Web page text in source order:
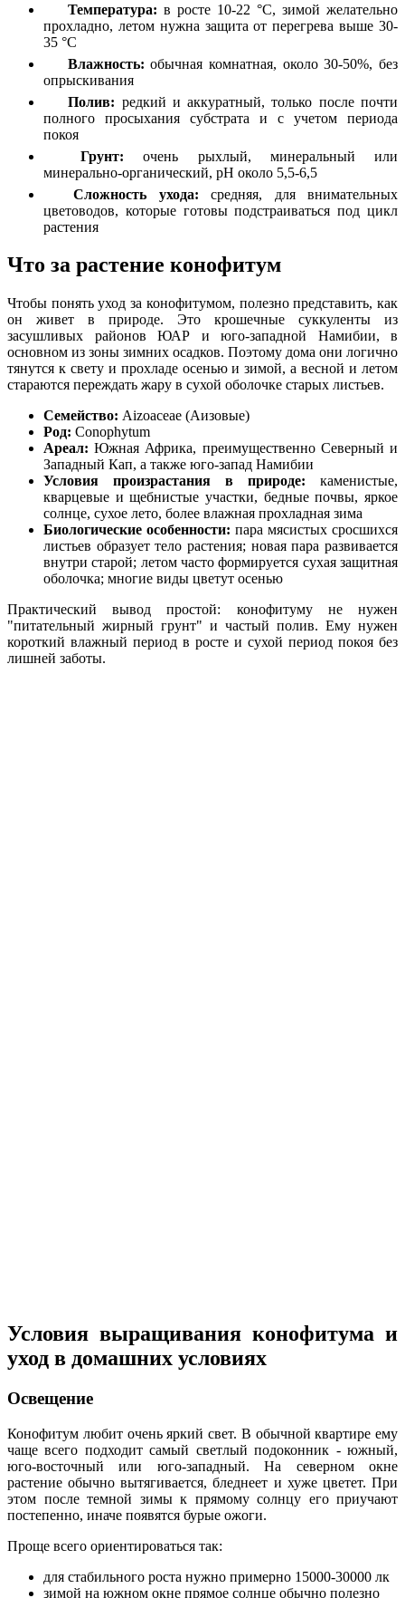
Температура: в росте 10-22 °C, зимой желательно
прохладно, летом нужна защита от перегрева выше 30-
35 °C
Влажность: обычная комнатная, около 30-50%, без
опрыскивания
Полив: редкий и аккуратный, только после почти
полного просыхания субстрата и с учетом периода
покоя
Грунт: очень рыхлый, минеральный или
минерально-органический, pH около 5,5-6,5
Сложность ухода: средняя, для внимательных
цветоводов, которые готовы подстраиваться под цикл
растения
Что за растение конофитум
Чтобы понять уход за конофитумом, полезно представить, как
он живет в природе. Это крошечные суккуленты из
засушливых районов ЮАР и юго-западной Намибии, в
основном из зоны зимних осадков. Поэтому дома они логично
тянутся к свету и прохладе осенью и зимой, а весной и летом
стараются переждать жару в сухой оболочке старых листьев.
Семейство: Aizoaceae (Аизовые)
Род: Conophytum
Ареал: Южная Африка, преимущественно Северный и
Западный Кап, а также юго-запад Намибии
Условия произрастания в природе: каменистые,
кварцевые и щебнистые участки, бедные почвы, яркое
солнце, сухое лето, более влажная прохладная зима
Биологические особенности: пара мясистых сросшихся
листьев образует тело растения; новая пара развивается
внутри старой; летом часто формируется сухая защитная
оболочка; многие виды цветут осенью
Практический вывод простой: конофитуму не нужен
"питательный жирный грунт" и частый полив. Ему нужен
короткий влажный период в росте и сухой период покоя без
лишней заботы.
Условия выращивания конофитума и
уход в домашних условиях
Освещение
Конофитум любит очень яркий свет. В обычной квартире ему
чаще всего подходит самый светлый подоконник - южный,
юго-восточный или юго-западный. На северном окне
растение обычно вытягивается, бледнеет и хуже цветет. При
этом после темной зимы к прямому солнцу его приучают
постепенно, иначе появятся бурые ожоги.
Проще всего ориентироваться так:
для стабильного роста нужно примерно 15000-30000 лк
зимой на южном окне прямое солнце обычно полезно